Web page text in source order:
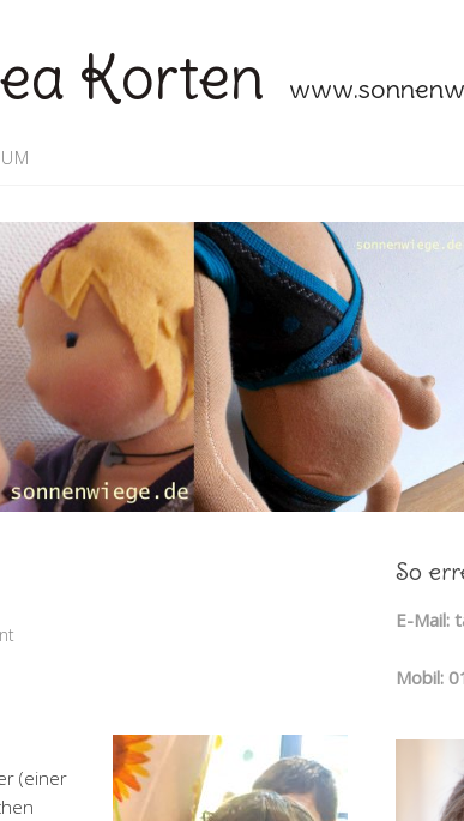
Korten
(einer
So
E-Mail:
Mobil: